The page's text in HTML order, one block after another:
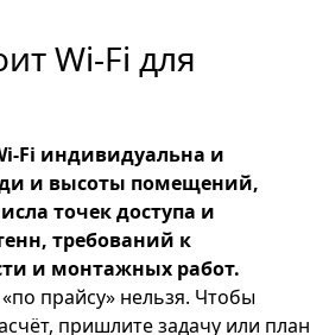
Wi-Fi для
Fi индивидуальна и
и высоты помещений,
точек доступа и
требований к
и монтажных работ.
прайсу» нельзя. Чтобы
пришлите задачу или план